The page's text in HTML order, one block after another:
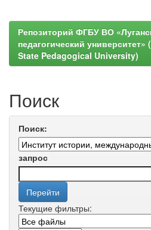
Репозиторий ФГБУ ВО
педагогический
State Pedagogical University)
Поиск
Поиск:
запрос
Текущие фильтры: